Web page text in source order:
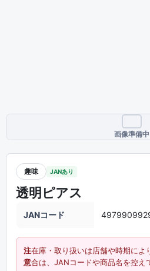
画像準備中
趣味 JANあり
透明ピアス
JANコード
注
意
在庫・取り扱いは店舗や時期によ
合は、JANコードや商品名を控え